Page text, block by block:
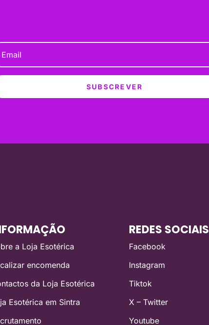
SUBSCREVER
a Loja Esotérica
encomenda
da Loja Esotérica
Esotérica em Sintra
REDES SOCIAIS
Facebook
Instagram
Tiktok
X – Twitter
Youtube